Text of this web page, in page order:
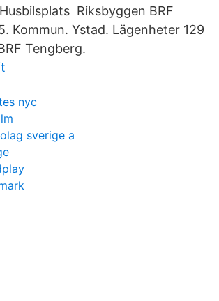
Riksbyggen BRF
Kommun. Ystad. Lägenheter 129
Tengberg.
nyc
sverige a